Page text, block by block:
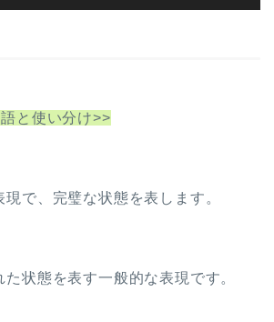
と使い分け>>
で、完璧な状態を表します。
状態を表す一般的な表現です。